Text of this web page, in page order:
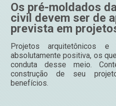
Os pré-moldados
civil devem ser de
prevista em
Projetos arquitetônicos
absolutamente positiva, os
conduta desse meio.
construção de seu
benefícios.